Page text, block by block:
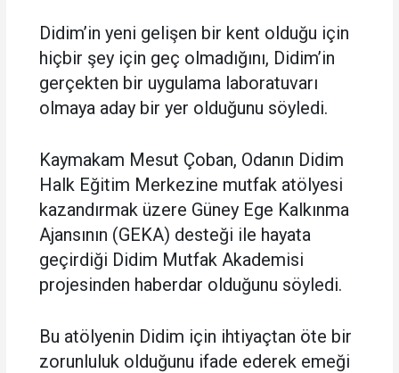
Didim’in yeni gelişen bir kent olduğu için
hiçbir şey için geç olmadığını, Didim’in
gerçekten bir uygulama laboratuvarı
olmaya aday bir yer olduğunu söyledi.
Kaymakam Mesut Çoban, Odanın Didim
Halk Eğitim Merkezine mutfak atölyesi
kazandırmak üzere Güney Ege Kalkınma
Ajansının (GEKA) desteği ile hayata
geçirdiği Didim Mutfak Akademisi
projesinden haberdar olduğunu söyledi.
Bu atölyenin Didim için ihtiyaçtan öte bir
zorunluluk olduğunu ifade ederek emeği